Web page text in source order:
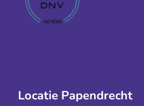
Locatie Papendrecht